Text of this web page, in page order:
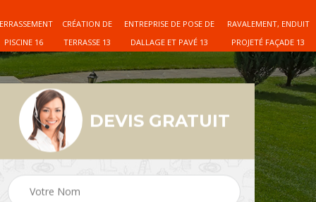
PISCINE 16
CRÉATION DE
TERRASSE 13
ENTREPRISE DE POSE DE
DALLAGE ET PAVÉ 13
RAVALEMENT, ENDUIT
PROJETÉ FAÇADE 13
DEVIS GRATUIT